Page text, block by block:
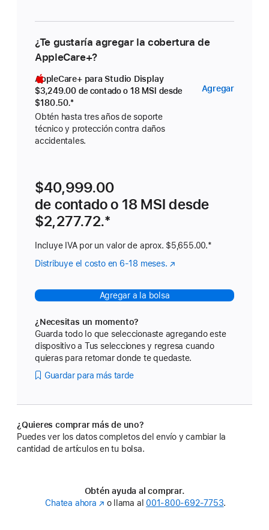
¿Te gustaría agregar la cobertura de
AppleCare+?
AppleCare+ para Studio Display
$3,249.00 de contado o 18 MSI desde
$180.50.Nota al pie
*
Obtén hasta tres años de soporte
técnico y protección contra daños
accidentales.
Agregar
$40,999.00
de contado o 18 MSI desde
$2,277.72.Nota al pie
*
Incluye IVA por un valor de aprox. $5,655.00.Nota
*
Distribuye el costo en 6-18 meses.
en
una
Agregar a la bolsa
¿Necesitas un momento?
Guarda todo lo que seleccionaste agregando este
dispositivo a Tus selecciones y regresa cuando
quieras para retomar donde te quedaste.
Guardar para más tarde
¿Quieres comprar más de uno?
Puedes ver los datos completos del envío y cambiar la
cantidad de artículos en tu bolsa.
Obtén ayuda al comprar.
Chatea ahora (seo llama al 001‑800‑692‑7753.